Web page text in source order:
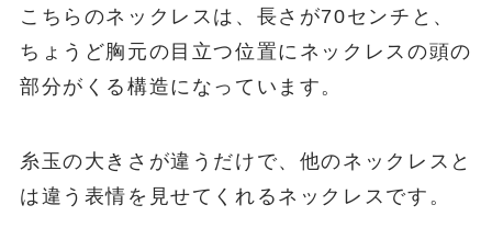
こちらのネックレスは、長さが70センチと、
ちょうど胸元の目立つ位置にネックレスの頭の
部分がくる構造になっています。
糸玉の大きさが違うだけで、他のネックレスと
は違う表情を見せてくれるネックレスです。